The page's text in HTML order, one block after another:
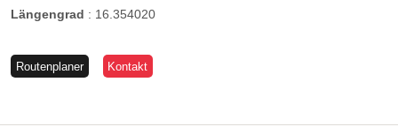
Längengrad : 16.354020
Routenplaner Kontakt